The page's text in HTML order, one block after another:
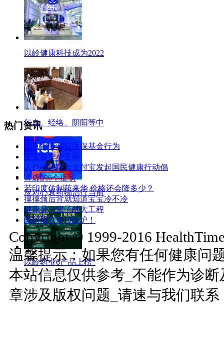
以岭健康科技成为2022
气血、经络、阴阳等中
应对心衰药物治疗当前
以岭药业6产品上榜“
热门资讯
北京严查骗取医保基金行为
宝宝春季少生病
人保健康联合支付宝发起国民健康行动倡
肾虚的6个症状
若印度仿制药来华 价格还会降多少？
摸摸颈后背就知道宝宝冷不冷
健康是一辈子的大工程
医药股TOP10出炉！
Copyright © 1999-2016
温馨提示：如果您有任何健康问
本站信息仅供参考_不能作为诊
章涉及版权问题_请速与我们联系